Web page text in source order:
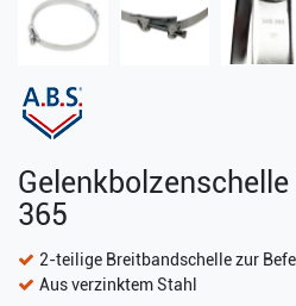
365
2-teilige Breitbandschelle zur
Aus verzinktem Stahl